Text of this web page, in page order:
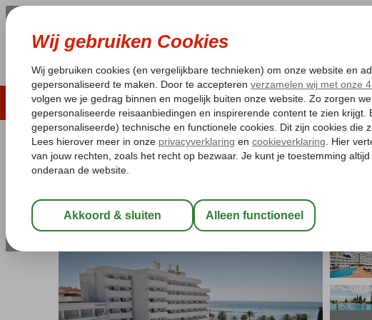
LAST MINUTE ZOMER 2026 ZONVAKANTIE
Pakketgarantie Laagsteprijsgarantie* Gratis annuleren*
Home
Spanje Costa del Sol
Palia La Roca
All Inclusive Hotel